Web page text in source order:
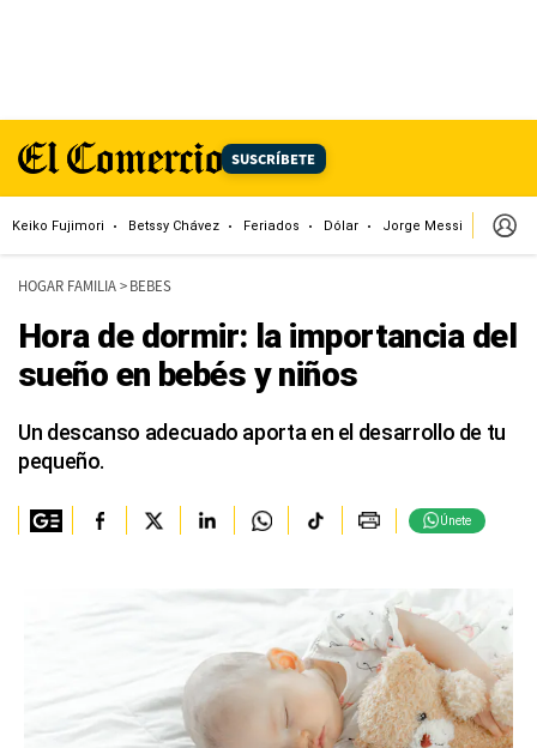
SUSCRÍBETE
Keiko Fujimori Betssy Chávez Feriados Dólar Jorge Messi Papa
HOGAR FAMILIA> BEBES
Hora de dormir: la importancia del
sueño en bebés y niños
Un descanso adecuado aporta en el desarrollo de tu
pequeño.
Únete